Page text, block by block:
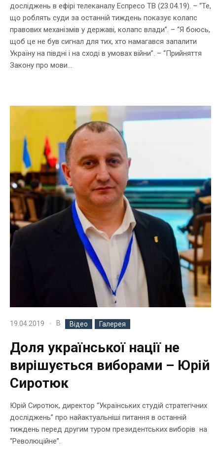
досліджень в ефірі телеканалу Еспресо ТВ (23.04.19). – “Те,
що роблять суди за останній тиждень показує колапс
правових механізмів у державі, колапс влади”. – “Я боюсь,
щоб це не був сигнал для тих, хто намагався запалити
Україну на півдні і на сході в умовах війни”. – “Прийняття
Закону про мови...
19.04.2019 В Відео Галерея
Доля української нації не
вирішується виборами – Юрій
Сиротюк
Юрій Сиротюк, директор “Українських студій стратегічних
досліджень” про найактуальніші питання в останній
тиждень перед другим туром президентських виборів на
“Революційне”.